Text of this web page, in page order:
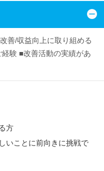
善/収益向上に取り組める
験 ■改善活動の実績があ
方
いことに前向きに挑戦で